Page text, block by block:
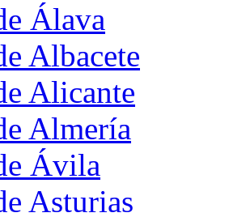
Álava
Albacete
Alicante
Almería
Ávila
Asturias